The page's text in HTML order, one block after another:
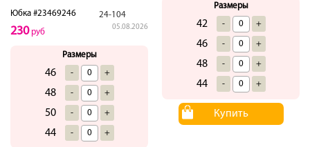
Юбка #23469246 24-104
05.08.2026
230руб
Размеры
46 - +
48 - +
50 - +
44 - +
Размеры
42 - +
46 - +
48 - +
44 - +
Купить